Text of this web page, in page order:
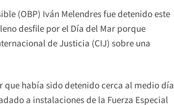
(OBP) Iván Melendres fue detenido este
desfile por el Día del Mar porque
de Justicia (CIJ) sobre una
que había sido detenido cerca al medio día
a instalaciones de la Fuerza Especial